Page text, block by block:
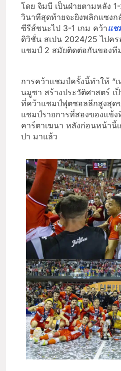
โดย จิมบี เป็นฝ่ายตามหลัง
วินาทีสุดท้ายจะยิงพลิกแซง
ซีรีส์ชนะไป 3-1 เกม คว้าแช
ดิวิชั่น สเปน 2024/25 ไปคร
แชมป์ 2 สมัยติดต่อกันของที
การคว้าแชมป์ครั้งนี้ทำให้ “
นมูซา สร้างประวัติศาสตร์
ที่คว้าแชมป์ฟุตซอลลีกสูงสุด
แชมป์รายการที่สองของแข้
คาร์ตาเฆนา หลังก่อนหน้านี้
ปา มาแล้ว